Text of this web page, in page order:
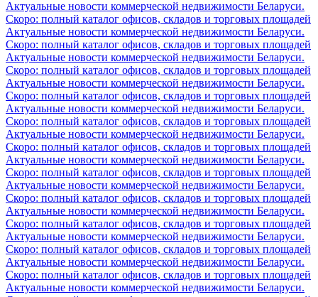
Актуальные новости коммерческой недвижимости Беларуси.
Скоро: полный каталог офисов, складов и торговых площадей
Актуальные новости коммерческой недвижимости Беларуси.
Скоро: полный каталог офисов, складов и торговых площадей
Актуальные новости коммерческой недвижимости Беларуси.
Скоро: полный каталог офисов, складов и торговых площадей
Актуальные новости коммерческой недвижимости Беларуси.
Скоро: полный каталог офисов, складов и торговых площадей
Актуальные новости коммерческой недвижимости Беларуси.
Скоро: полный каталог офисов, складов и торговых площадей
Актуальные новости коммерческой недвижимости Беларуси.
Скоро: полный каталог офисов, складов и торговых площадей
Актуальные новости коммерческой недвижимости Беларуси.
Скоро: полный каталог офисов, складов и торговых площадей
Актуальные новости коммерческой недвижимости Беларуси.
Скоро: полный каталог офисов, складов и торговых площадей
Актуальные новости коммерческой недвижимости Беларуси.
Скоро: полный каталог офисов, складов и торговых площадей
Актуальные новости коммерческой недвижимости Беларуси.
Скоро: полный каталог офисов, складов и торговых площадей
Актуальные новости коммерческой недвижимости Беларуси.
Скоро: полный каталог офисов, складов и торговых площадей
Актуальные новости коммерческой недвижимости Беларуси.